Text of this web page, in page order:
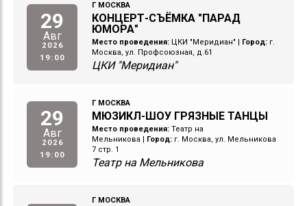
29
Авг
2026
19:00
Г МОСКВА
КОНЦЕРТ-СЪЁМКА "ПАРАД
ЮМОРА"
Место проведения: ЦКИ "Меридиан" Город: г.
Москва, ул. Профсоюзная, д.61
ЦКИ "Меридиан"
29
Авг
2026
19:00
Г МОСКВА
МЮЗИКЛ-ШОУ ГРЯЗНЫЕ ТАНЦЫ
Место проведения: Театр на
Мельникова
Город: г. Москва, ул. Мельникова
7 стр. 1
Театр на Мельникова
Г МОСКВА